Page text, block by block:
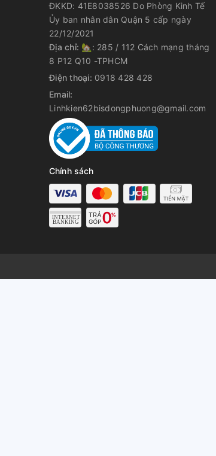
ĐKKD: 41E8038526 Do Phòng Kinh Tế
Ủy ban nhân dân Quận 5 cấp ngày
22/12/2021
Địa chỉ: 🏡: 285 / 112 Cách mạng tháng
8 P12 Q10 -TPHCM
Điện thoại: 0918 428 428
Email:
Linhkien62bisdongphuong@gmail.com
Chính sách